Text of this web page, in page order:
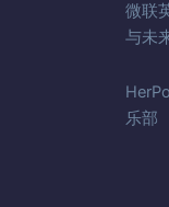
微联
与未
乐部